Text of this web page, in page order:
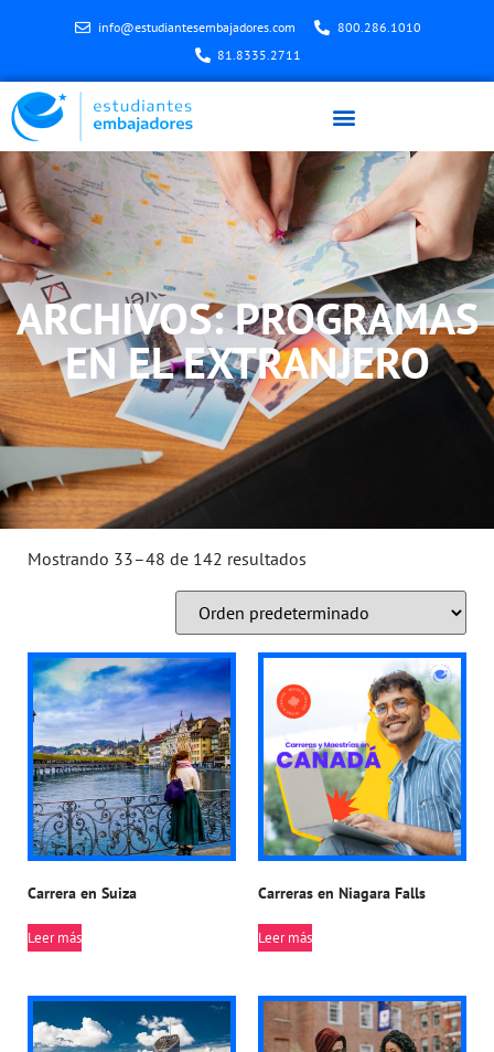
info@estudiantesembajadores.com
800.286.1010
81.8335.2711
ARCHIVOS: PROGRAMAS
EN EL EXTRANJERO
Mostrando 33–48 de 142 resultados
Carrera en Suiza
Leer más
Carreras en Niagara Falls
Leer más